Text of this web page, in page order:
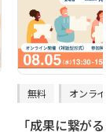
無料 オンラ
「成果に繋が